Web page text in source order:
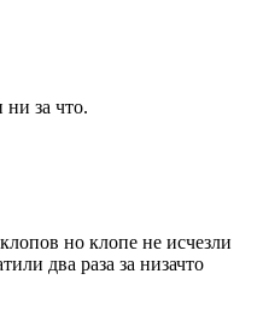
ни за что.
но клопе не исчезли
два раза за низачто